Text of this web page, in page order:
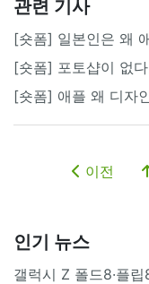
관련 기사
[숏폼] 일본인은 왜
[숏폼] 포토샵이 없
[숏폼] 애플 왜 디자
이전
인기 뉴스
갤럭시 Z 폴드8·플